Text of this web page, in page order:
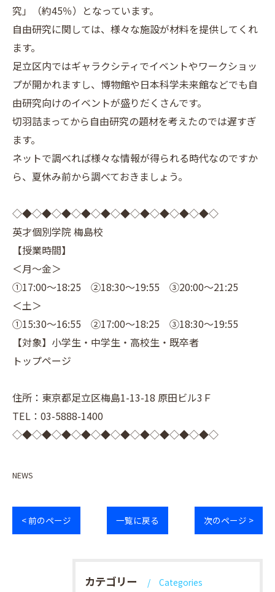
究」（約45％）となっています。
自由研究に関しては、様々な施設が材料を提供してくれ
ます。
足立区内ではギャラクシティでイベントやワークショッ
プが開かれますし、博物館や日本科学未来館などでも自
由研究向けのイベントが盛りだくさんです。
切羽詰まってから自由研究の題材を考えたのでは遅すぎ
ます。
ネットで調べれば様々な情報が得られる時代なのですか
ら、夏休み前から調べておきましょう。
◇◆◇◆◇◆◇◆◇◆◇◆◇◆◇◆◇◆◇◆◇
英才個別学院 梅島校
【授業時間】
＜月～金＞
①17:00～18:25 ②18:30～19:55 ③20:00～21:25
＜土＞
①15:30～16:55 ②17:00～18:25 ③18:30～19:55
【対象】小学生・中学生・高校生・既卒者
トップページ
住所：東京都足立区梅島1-13-18 原田ビル3Ｆ
TEL：03-5888-1400
◇◆◇◆◇◆◇◆◇◆◇◆◇◆◇◆◇◆◇◆◇
NEWS
< 前のページ 一覧に戻る 次のページ >
カテゴリー Categories